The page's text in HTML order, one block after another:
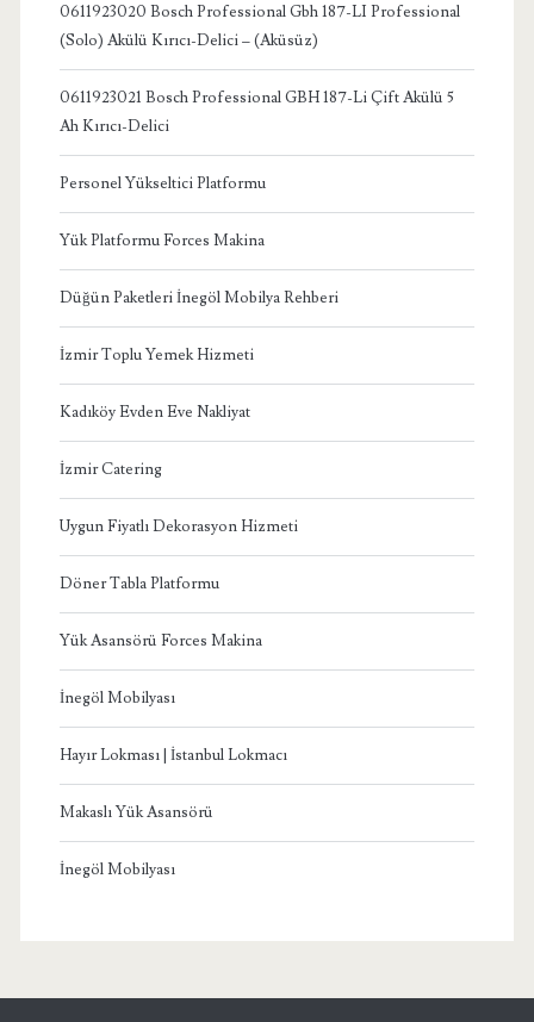
0611923020 Bosch Professional Gbh 187-LI Professional
(Solo) Akülü Kırıcı-Delici – (Aküsüz)
0611923021 Bosch Professional GBH 187-Li Çift Akülü 5
Ah Kırıcı-Delici
Personel Yükseltici Platformu
Yük Platformu Forces Makina
Düğün Paketleri İnegöl Mobilya Rehberi
İzmir Toplu Yemek Hizmeti
Kadıköy Evden Eve Nakliyat
İzmir Catering
Uygun Fiyatlı Dekorasyon Hizmeti
Döner Tabla Platformu
Yük Asansörü Forces Makina
İnegöl Mobilyası
Hayır Lokması | İstanbul Lokmacı
Makaslı Yük Asansörü
İnegöl Mobilyası